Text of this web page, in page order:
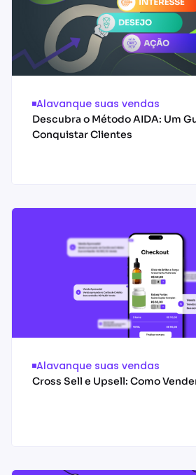
Alavanque suas vendas
Descubra o Método AIDA: Um
Conquistar Clientes
Acessar conteúdo
Alavanque suas vendas
Cross Sell e Upsell: Como
Acessar conteúdo